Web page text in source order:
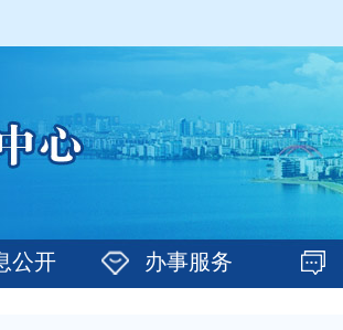
公开 办事服务